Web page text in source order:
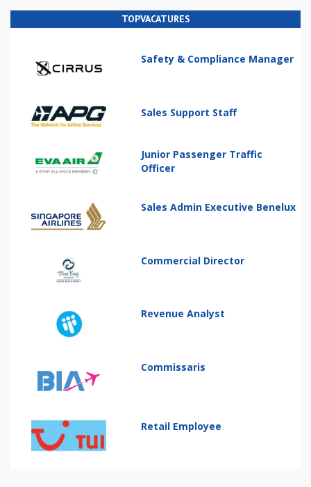
TOPVACATURES
Safety & Compliance Manager
Sales Support Staff
Junior Passenger Traffic
Officer
Sales Admin Executive Benelux
Commercial Director
Revenue Analyst
Commissaris
Retail Employee